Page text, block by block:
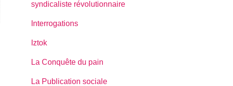
syndicaliste révolutionnaire
Interrogations
Iztok
La Conquête du pain
La Publication sociale